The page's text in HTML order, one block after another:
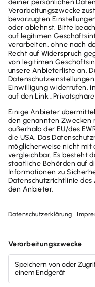
Schlagwörter
Werbungskosten
Jetzt
TAXMAN!